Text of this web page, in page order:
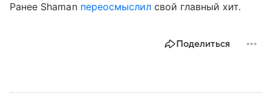
Ранее Shaman переосмыслил свой главный хит.
Поделиться